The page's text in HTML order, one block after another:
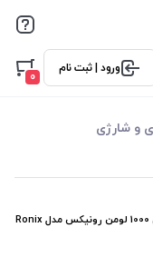
ورود | ثبت نام
0
و شارژی
چراغ روشنایی خودرویی فندکی 1000 لومن رونیکس مدل Ronix